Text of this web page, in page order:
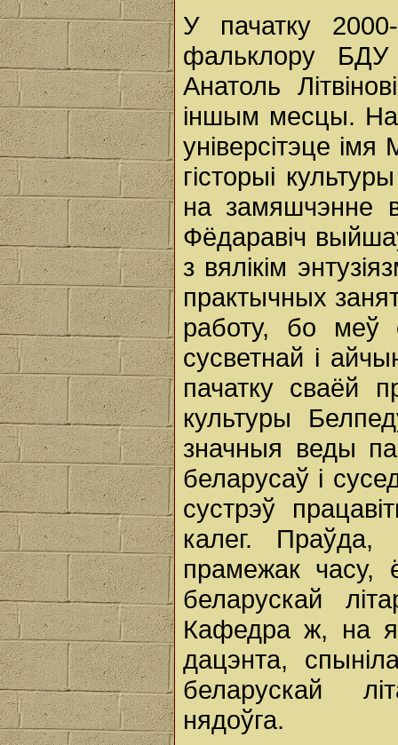
У пачатку
фальклору БДУ
Анатоль
іншым месцы. На
універсітэце
гісторыі
на замяшчэнне
Фёдаравіч
з вялікім
практычных
работу, бо меў
сусветнай і
пачатку сваёй
культуры
значныя веды
беларусаў і
сустрэў
калег. Праўда,
прамежак
беларускай
Кафедра ж, на
дацэнта,
беларускай
нядоўга.